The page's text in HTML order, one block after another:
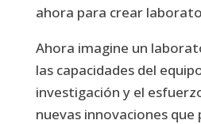
ahora para crear
Ahora imagine un
las capacidades del
investigación y el
nuevas innovaciones